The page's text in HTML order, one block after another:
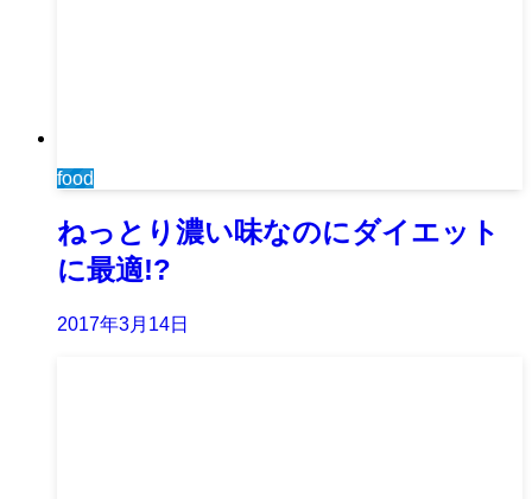
food
ねっとり濃い味なのにダイエット
に最適!?
2017年3月14日